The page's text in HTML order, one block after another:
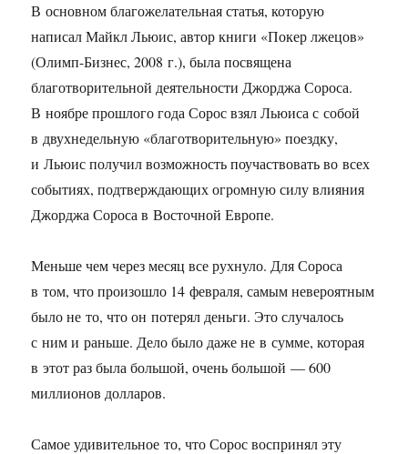
В основном благожелательная статья, которую
написал Майкл Льюис, автор книги «Покер лжецов»
(Олимп-Бизнес, 2008 г.), была посвящена
благотворительной деятельности Джорджа Сороса.
В ноябре прошлого года Сорос взял Льюиса с собой
в двухнедельную «благотворительную» поездку,
и Льюис получил возможность поучаствовать во всех
событиях, подтверждающих огромную силу влияния
Джорджа Сороса в Восточной Европе.
Меньше чем через месяц все рухнуло. Для Сороса
в том, что произошло 14 февраля, самым невероятным
было не то, что он потерял деньги. Это случалось
с ним и раньше. Дело было даже не в сумме, которая
в этот раз была большой, очень большой — 600
миллионов долларов.
Самое удивительное то, что Сорос воспринял эту